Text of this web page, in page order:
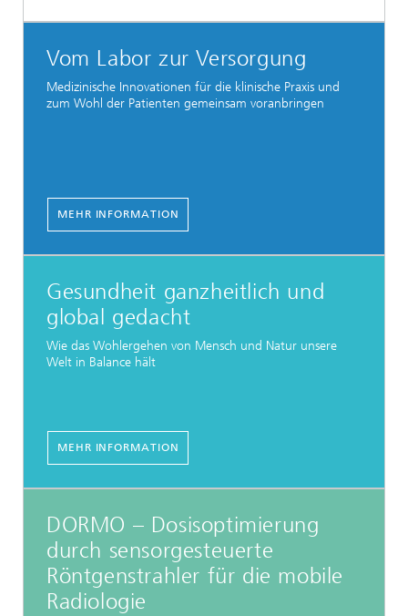
Vom Labor zur Versorgung
Medizinische Innovationen für die klinische Praxis und
zum Wohl der Patienten gemeinsam voranbringen
MEHR INFORMATION
Gesundheit ganzheitlich und
global gedacht
Wie das Wohlergehen von Mensch und Natur unsere
Welt in Balance hält
MEHR INFORMATION
DORMO – Dosisoptimierung
durch sensorgesteuerte
Röntgenstrahler für die mobile
Radiologie